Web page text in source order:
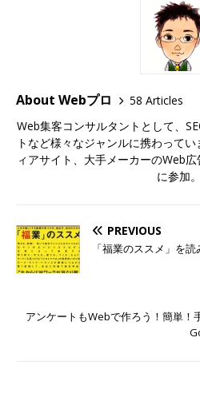
About Webプロ
58 Articles
Web集客コンサルタントとして、
トなど様々なジャンルに携わって
ィアサイト、大手メーカーのWeb
に参加。
PREVIOUS
「福業のススメ」を読
アンケートもWebで作ろう！簡単！